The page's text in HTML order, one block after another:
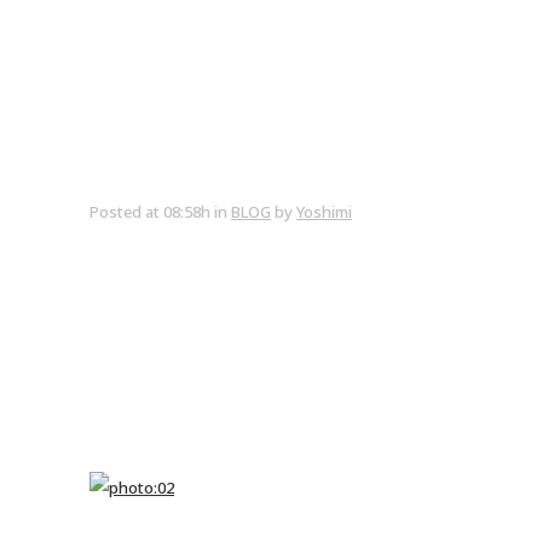
Posted at 08:58h in BLOG byYoshimi